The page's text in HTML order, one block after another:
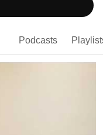
Podcasts